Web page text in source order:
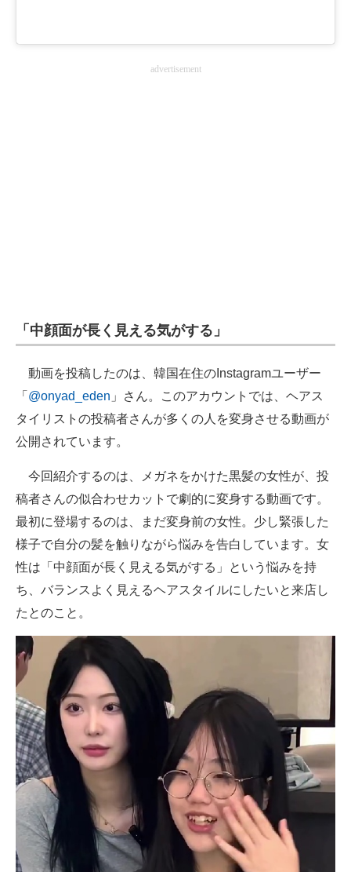
電子設計の基本と応用
エネルギーの専門メディア
建設×テクノロジーの最前線
advertisement
「中顔面が長く見える気がする」
動画を投稿したのは、韓国在住のInstagramユーザー
「 @onyad_eden 」さん。このアカウントでは、ヘアス
タイリストの投稿者さんが多くの人を変身させる動画が
公開されています。
今回紹介するのは、メガネをかけた黒髪の女性が、投
稿者さんの似合わせカットで劇的に変身する動画です。
最初に登場するのは、まだ変身前の女性。少し緊張した
様子で自分の髪を触りながら悩みを告白しています。女
性は「中顔面が長く見える気がする」という悩みを持
ち、バランスよく見えるヘアスタイルにしたいと来店し
たとのこと。